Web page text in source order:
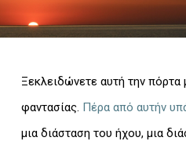
to
content
Ξεκλειδώνετε αυτή την πόρτα
φαντασίας. Πέρα από αυτήν
μια διάσταση του ήχου, μια